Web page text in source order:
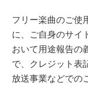
フリー楽曲のご使
に、ご自身のサイ
おいて用途報告の
で、クレジット表
放送事業などでの